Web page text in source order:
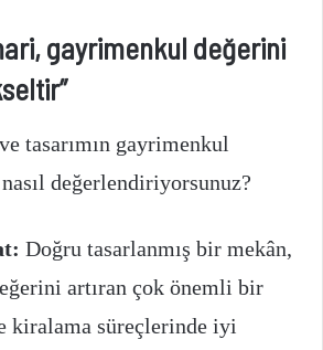
gayrimenkul değerini
tasarımın gayrimenkul
değerlendiriyorsunuz?
Doğru tasarlanmış bir mekân,
artıran çok önemli bir
kiralama süreçlerinde iyi